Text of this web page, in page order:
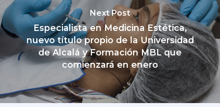
Next Post
Especialista en Medicina Estética,
nuevo título propio de la Universidad
de Alcalá y Formación MBL que
comienzará en enero